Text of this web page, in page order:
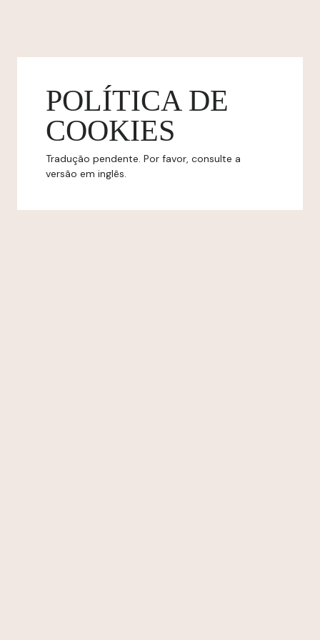
POLÍTICA DE
COOKIES
Tradução pendente. Por favor, consulte a
versão em inglês.